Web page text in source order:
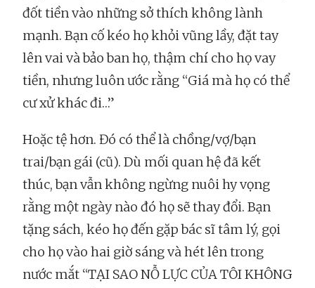
đốt tiền vào những sở thích không lành
mạnh. Bạn cố kéo họ khỏi vũng lầy, đặt tay
lên vai và bảo ban họ, thậm chí cho họ vay
tiền, nhưng luôn ước rằng “Giá mà họ có thể
cư xử khác đi…”
Hoặc tệ hơn. Đó có thể là chồng/vợ/bạn
trai/bạn gái (cũ). Dù mối quan hệ đã kết
thúc, bạn vẫn không ngừng nuôi hy vọng
rằng một ngày nào đó họ sẽ thay đổi. Bạn
tặng sách, kéo họ đến gặp bác sĩ tâm lý, gọi
cho họ vào hai giờ sáng và hét lên trong
nước mắt “TẠI SAO NỖ LỰC CỦA TÔI KHÔNG